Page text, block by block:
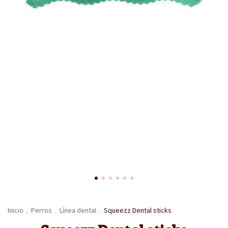
Inicio . Perros . Línea dental . Squeezz Dental sticks